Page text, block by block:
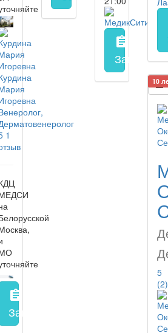
1
assignment
Запись на прием заполнить
assignment
Запись на
10
5
(2)